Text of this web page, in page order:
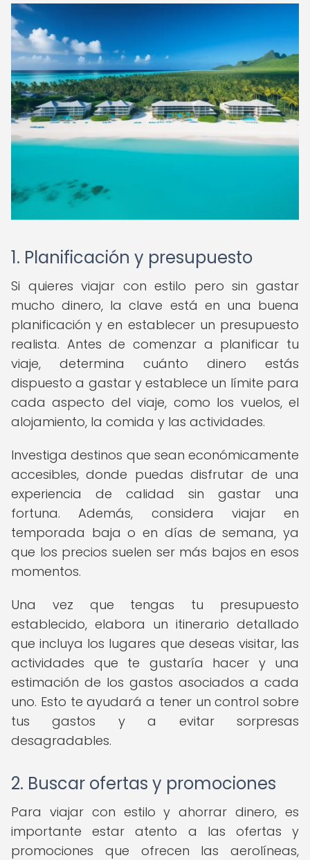
1. Planificación y presupuesto
Si quieres viajar con estilo pero sin gastar
mucho dinero, la clave está en una buena
planificación y en establecer un presupuesto
realista. Antes de comenzar a planificar tu
viaje, determina cuánto dinero estás
dispuesto a gastar y establece un límite para
cada aspecto del viaje, como los vuelos, el
alojamiento, la comida y las actividades.
Investiga destinos que sean económicamente
accesibles, donde puedas disfrutar de una
experiencia de calidad sin gastar una
fortuna. Además, considera viajar en
temporada baja o en días de semana, ya
que los precios suelen ser más bajos en esos
momentos.
Una vez que tengas tu presupuesto
establecido, elabora un itinerario detallado
que incluya los lugares que deseas visitar, las
actividades que te gustaría hacer y una
estimación de los gastos asociados a cada
uno. Esto te ayudará a tener un control sobre
tus gastos y a evitar sorpresas
desagradables.
2. Buscar ofertas y promociones
Para viajar con estilo y ahorrar dinero, es
importante estar atento a las ofertas y
promociones que ofrecen las aerolíneas,